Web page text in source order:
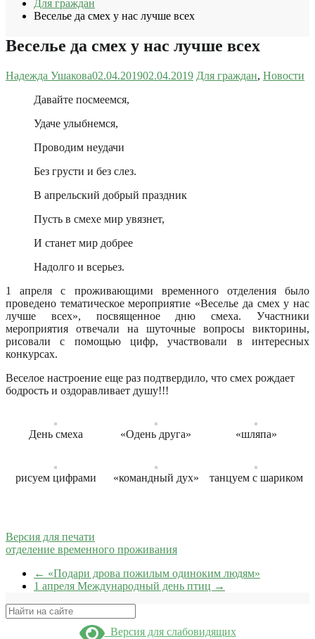
Для граждан
Веселье да смех у нас лучше всех
Веселье да смех у нас лучше всех
Надежда Ушакова02.04.201902.04.2019 Для граждан, Новости
Давайте посмеемся,
Удаче улыбнемся,
Проводим неудачи
Без грусти и без слез.
В апрельский добрый праздник
Пусть в смехе мир увязнет,
И станет мир добрее
Надолго и всерьез.
1 апреля с проживающими временного отделения было
проведено тематическое мероприятие «Веселье да смех у нас
лучше всех», посвященное дню смеха. Участники
мероприятия отвечали на шуточные вопросы викторины,
рисовали с помощью цифр, участвовали в интересных
конкурсах.
Веселое настроение еще раз подтвердило, что смех рождает
бодрость и оздоравливает душу!!!
День смеха «Одень друга» «шляпа»
рисуем цифрами «командный дух» танцуем с шариком
Версия для печати
отделение временного проживания
← «Подари дрова пожилым одиноким людям»
1 апреля Международный день птиц →
Поиск
Версия для слабовидящих